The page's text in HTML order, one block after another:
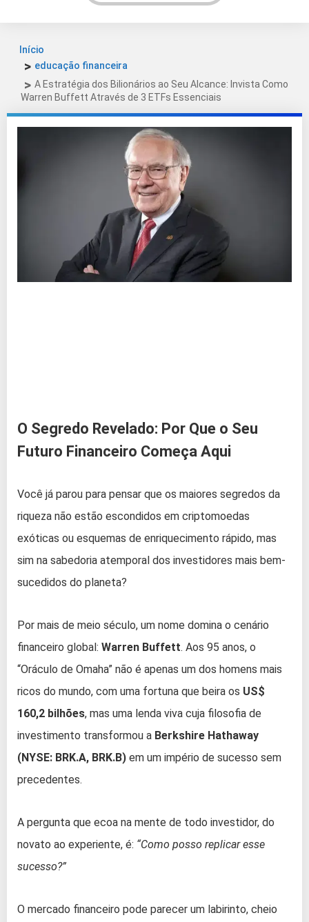
Início
educação financeira
A Estratégia dos Bilionários ao Seu Alcance: Invista Como
Warren Buffett Através de 3 ETFs Essenciais
O Segredo Revelado: Por Que o Seu
Futuro Financeiro Começa Aqui
Você já parou para pensar que os maiores segredos da
riqueza não estão escondidos em criptomoedas
exóticas ou esquemas de enriquecimento rápido, mas
sim na sabedoria atemporal dos investidores mais bem-
sucedidos do planeta?
Por mais de meio século, um nome domina o cenário
financeiro global: Warren Buffett. Aos 95 anos, o
“Oráculo de Omaha” não é apenas um dos homens mais
ricos do mundo, com uma fortuna que beira os US$
160,2 bilhões, mas uma lenda viva cuja filosofia de
investimento transformou a Berkshire Hathaway
(NYSE: BRK.A, BRK.B) em um império de sucesso sem
precedentes.
A pergunta que ecoa na mente de todo investidor, do
novato ao experiente, é: “Como posso replicar esse
sucesso?”
O mercado financeiro pode parecer um labirinto, cheio